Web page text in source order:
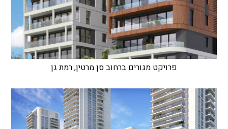
פרויקט מגורים ברחוב סן מרטין, רמת גן